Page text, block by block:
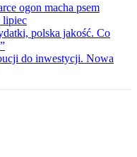
ogon macha psem
lipiec
polska jakość. Co
do inwestycji. Nowa